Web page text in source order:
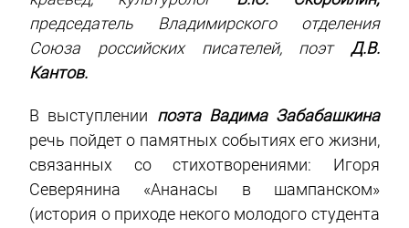
председатель Владимирского отделения
Союза российских писателей, поэтД.В.
Кантов.
В выступлении поэта Вадима Забабашкина
речь пойдет о памятных событиях его жизни,
связанных со стихотворениями: Игоря
Северянина «Ананасы в шампанском»
(история о приходе некого молодого студента